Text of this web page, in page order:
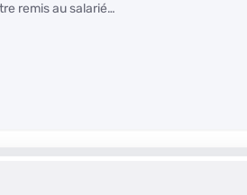
remis au salarié…